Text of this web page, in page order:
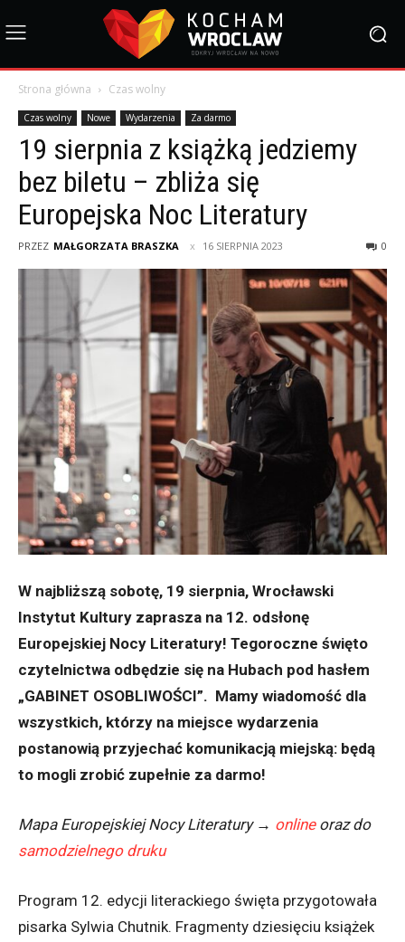
Strona główna Czas wolny
Czas wolny Nowe Wydarzenia Za darmo
19 sierpnia z książką jedziemy
bez biletu – zbliża się
Europejska Noc Literatury
PRZEZ MAŁGORZATA BRASZKA 16 SIERPNIA 2023 0
W najbliższą sobotę, 19 sierpnia, Wrocławski
Instytut Kultury zaprasza na 12. odsłonę
Europejskiej Nocy Literatury! Tegoroczne święto
czytelnictwa odbędzie się na Hubach pod hasłem
„GABINET OSOBLIWOŚCI”. Mamy wiadomość dla
wszystkich, którzy na miejsce wydarzenia
postanowią przyjechać komunikacją miejską: będą
to mogli zrobić zupełnie za darmo!
Mapa Europejskiej Nocy Literatury → onlineoraz do
samodzielnego druku
Program 12. edycji literackiego święta przygotowała
pisarka Sylwia Chutnik. Fragmenty dziesięciu książek